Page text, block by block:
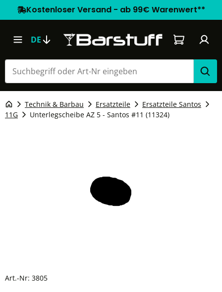
Kostenloser Versand - ab 99€ Warenwert**
DE Warenkorb
Technik & Barbau Ersatzteile
Ersatzteile Santos
11G
Unterlegscheibe AZ 5 - Santos #11 (11324)
Art.-Nr: 3805